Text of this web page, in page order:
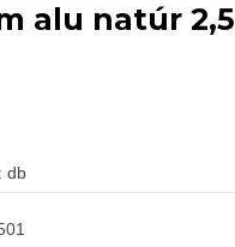
alu natúr 2,5
db